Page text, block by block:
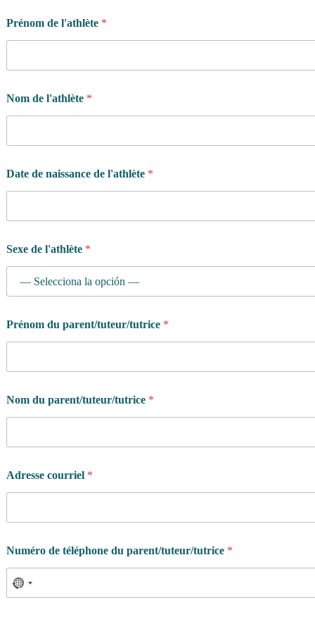
Prénom de l'athlète *
p
o
r
Nom de l'athlète *
Date de naissance de l'athlète *
Sexe de l'athlète *
Prénom du parent/tuteur/tutrice *
Nom du parent/tuteur/tutrice *
Adresse courriel *
Numéro de téléphone du parent/tuteur/tutrice *